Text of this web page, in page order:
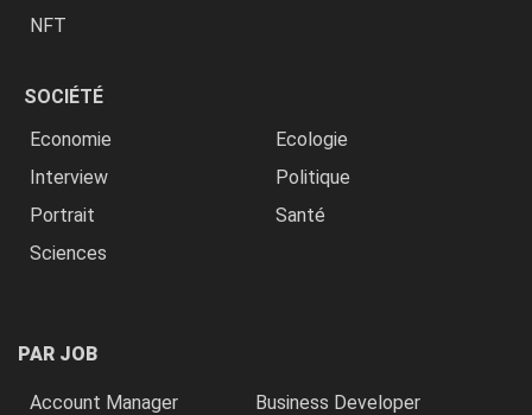
NFT
SOCIÉTÉ
Economie
Ecologie
Interview
Politique
Portrait
Santé
Sciences
PAR JOB
Account Manager
Business Developer